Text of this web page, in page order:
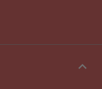
keyboard_arrow_up